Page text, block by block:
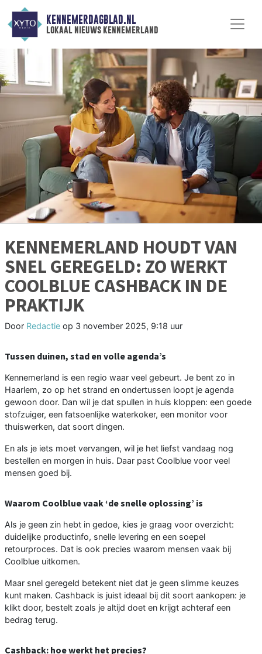
KENNEMERDAGBLAD.NL
lokaal nieuws kennemerland
KENNEMERLAND HOUDT VAN
SNEL GEREGELD: ZO WERKT
COOLBLUE CASHBACK IN DE
PRAKTIJK
Door Redactie op 3 november 2025, 9:18 uur
Tussen duinen, stad en volle agenda’s
Kennemerland is een regio waar veel gebeurt. Je bent zo in
Haarlem, zo op het strand en ondertussen loopt je agenda
gewoon door. Dan wil je dat spullen in huis kloppen: een goede
stofzuiger, een fatsoenlijke waterkoker, een monitor voor
thuiswerken, dat soort dingen.
En als je iets moet vervangen, wil je het liefst vandaag nog
bestellen en morgen in huis. Daar past Coolblue voor veel
mensen goed bij.
Waarom Coolblue vaak ‘de snelle oplossing’ is
Als je geen zin hebt in gedoe, kies je graag voor overzicht:
duidelijke productinfo, snelle levering en een soepel
retourproces. Dat is ook precies waarom mensen vaak bij
Coolblue uitkomen.
Maar snel geregeld betekent niet dat je geen slimme keuzes
kunt maken. Cashback is juist ideaal bij dit soort aankopen: je
klikt door, bestelt zoals je altijd doet en krijgt achteraf een
bedrag terug.
Cashback: hoe werkt het precies?